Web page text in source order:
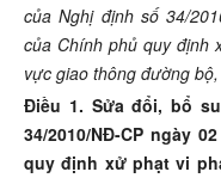
của Nghị định số 34/
của Chính phủ quy định
vực giao thông đường bộ,
Điều 1. Sửa đổi, bổ
34/2010/NĐ-CP ngày
quy định xử phạt vi